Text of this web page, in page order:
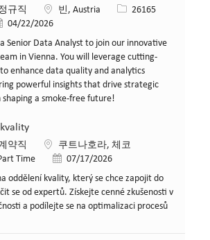
규직 위치빈, Austria Job ID26165
시일
04/22/2026
Senior Data Analyst to join our innovative
in Vienna. You will leverage cutting-
enhance data quality and analytics
powerful insights that drive strategic
shaping a smoke-free future!
약직 위치쿠트나호라, 체코
형 Time 게시일07/17/2026
oddělení kvality, který se chce zapojit do
se od expertů. Získejte cenné zkušenosti v
a podílejte se na optimalizaci procesů